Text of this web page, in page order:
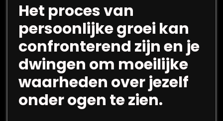
Het proces van
persoonlijke groei kan
confronterend zijn en je
dwingen om moeilijke
waarheden over jezelf
onder ogen te zien.